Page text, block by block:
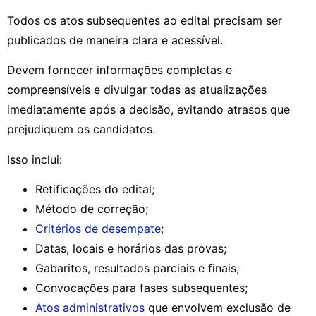
Todos os atos subsequentes ao edital precisam ser
publicados de maneira clara e acessível.
Devem fornecer informações completas e
compreensíveis e divulgar todas as atualizações
imediatamente após a decisão, evitando atrasos que
prejudiquem os candidatos.
Isso inclui:
Retificações do edital;
Método de correção;
Critérios de desempate;
Datas, locais e horários das provas;
Gabaritos, resultados parciais e finais;
Convocações para fases subsequentes;
Atos administrativos que envolvem exclusão de